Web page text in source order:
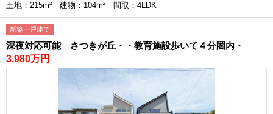
土地：215m² 建物：104m² 間取：4LDK
新築一戸建て
深夜対応可能 さつきが丘・・教育施設歩いて４分圏内・
3,980万円